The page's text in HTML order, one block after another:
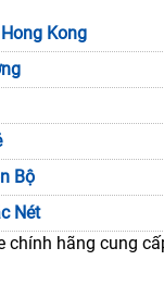
Kong
Bộ
Nét
hãng cung